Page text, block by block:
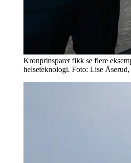
Kronprinsparet fikk se flere
helseteknologi. Foto: Lise